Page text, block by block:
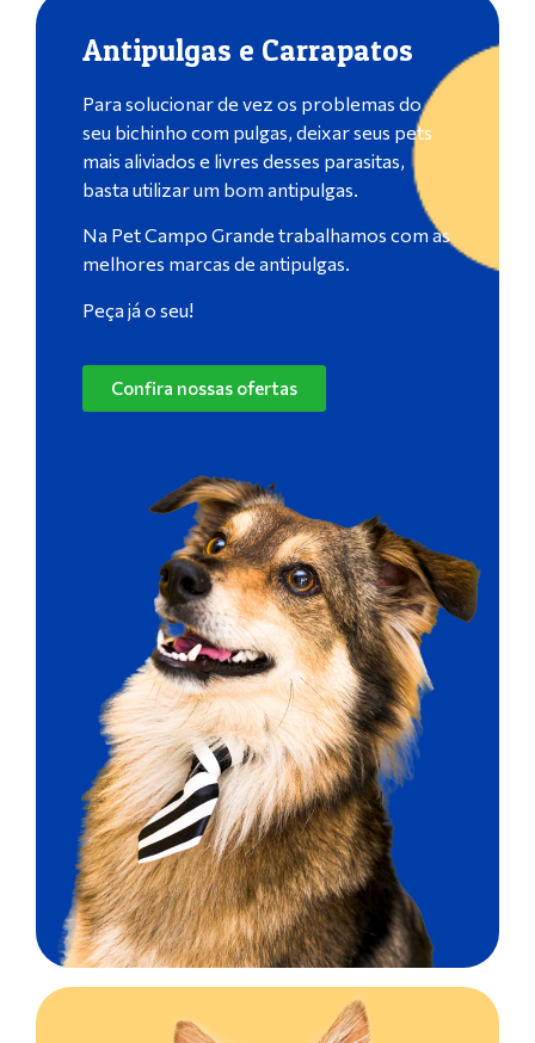
Antipulgas e Carrapatos
Para solucionar de vez os problemas do
seu bichinho com pulgas, deixar seus pets
mais aliviados e livres desses parasitas,
basta utilizar um bom antipulgas.
Na Pet Campo Grande trabalhamos com as
melhores marcas de antipulgas.
Peça já o seu!
Confira nossas ofertas